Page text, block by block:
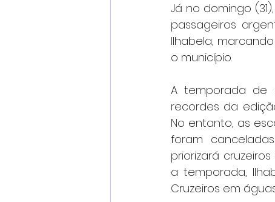
Já no domingo
passageiros
Ilhabela,
o município.
A temporada de
recordes da
No entanto, as
foram
priorizará
a temporada,
Cruzeiros em